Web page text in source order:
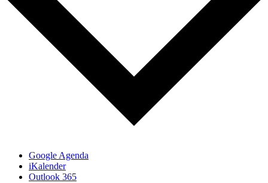
Google Agenda
iKalender
Outlook 365